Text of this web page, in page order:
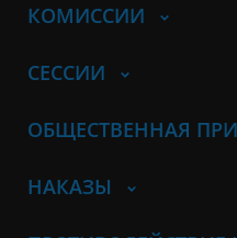
КОМИССИИ
СЕССИИ
ОБЩЕСТВЕННАЯ
НАКАЗЫ